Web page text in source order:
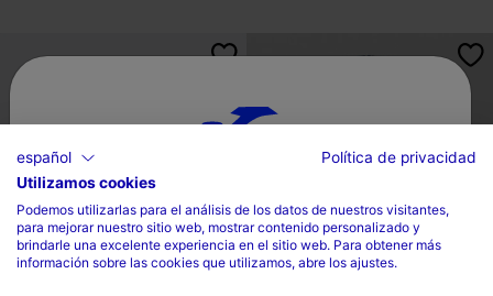
Selecciona tu país e idioma
País
Mexico
español
Política de privacidad
Utilizamos cookies
Podemos utilizarlas para el análisis de los datos de nuestros visitantes,
para mejorar nuestro sitio web, mostrar contenido personalizado y
brindarle una excelente experiencia en el sitio web. Para obtener más
información sobre las cookies que utilizamos, abre los ajustes.